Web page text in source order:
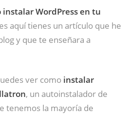
instalar WordPress en tu
aquí tienes un artículo que he
y que te enseñara a
ver como instalar
, un autoinstalador de
tenemos la mayoría de